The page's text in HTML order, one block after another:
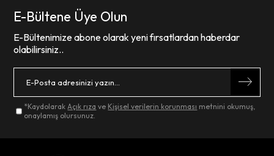
E-Bültene Üye Olun
E-Bültenimize abone olarak yeni fırsatlardan haberdar
olabilirsiniz..
*KaydolarakAçık rıza ve Kişisel verilerin korunması metnini okumuş,
onaylamış olursunuz.